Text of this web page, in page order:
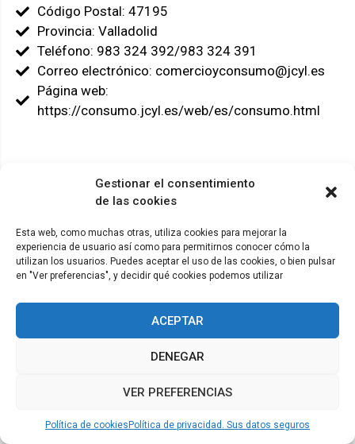
Gestionar el consentimiento
de las cookies
Esta web, como muchas otras, utiliza cookies para mejorar la
experiencia de usuario así como para permitirnos conocer cómo la
utilizan los usuarios. Puedes aceptar el uso de las cookies, o bien pulsar
en "Ver preferencias", y decidir qué cookies podemos utilizar
ACEPTAR
DENEGAR
VER PREFERENCIAS
Política de cookies Política de privacidad. Sus datos seguros
Código Postal: 47195
Provincia: Valladolid
Teléfono: 983 324 392/983 324 391
Correo electrónico: comercioyconsumo@jcyl.es
Página web:
https://consumo.jcyl.es/web/es/consumo.html